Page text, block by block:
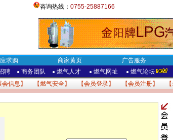
咨询热线： 0755-25887166
求购 商家黄页 广告服务
聘 ● 商务团队 ● 燃气人才 ● 燃气网址 ● 燃气论坛
会信息 】 【燃气安全】 【会员登录】 【会员注册】 【